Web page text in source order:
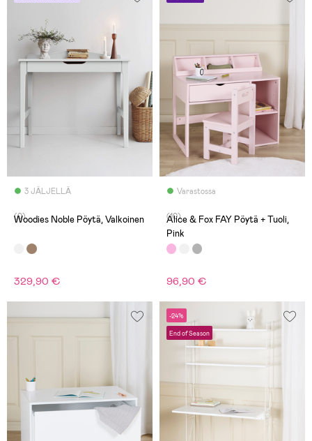
3 JÄLJELLÄ
(0)
Woodies Noble Pöytä, Valkoinen
329,90 €
Varastossa
(10)
Alice & Fox FAY Pöytä + Tuoli,
Pink
96,90 €
-24%
End of Season